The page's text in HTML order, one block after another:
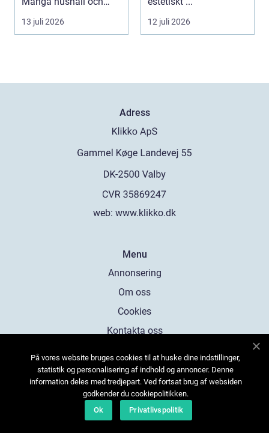
mindre företag s...
13 juli 2026 12 juli 2026
Adress
web: www.klikko.dk
Menu
Annonsering
Om oss
Cookies
Kontakta oss
På vores website bruges cookies til at huske dine indstillinger,
statistik og personalisering af indhold og annoncer. Denne
information deles med tredjepart. Ved fortsat brug af websiden
godkender du cookiepolitikken.
Ok
Privatlivspolitik